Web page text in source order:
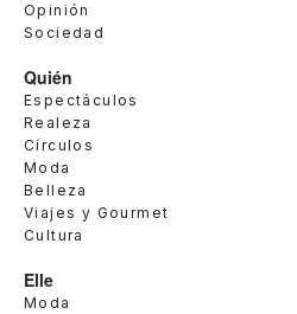
Opinión
Sociedad
Quién
Espectáculos
Realeza
Círculos
Moda
Belleza
Viajes y Gourmet
Cultura
Elle
Moda